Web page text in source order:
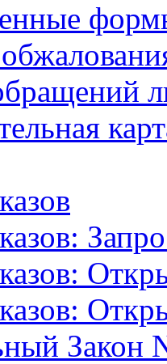
Закон